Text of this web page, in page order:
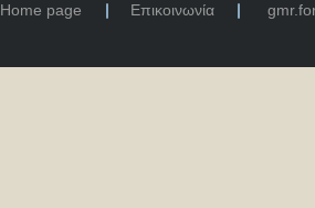
Home page Επικοινωνία